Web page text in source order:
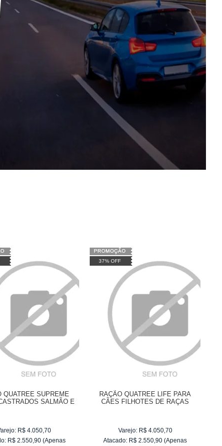
QUATREE SUPREME
SALMÃO E
R$ 4.050,70
R$ 2.550,90 (Apenas
37% OFF
RAÇÃO QUATREE LIFE PARA
CÃES FILHOTES DE RAÇAS
Varejo: R$ 4.050,70
Atacado: R$ 2.550,90 (Apenas